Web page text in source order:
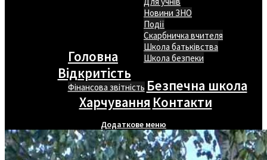
Головна
Новини ЗНО
Події
Скарбничка вчителя
Школа батьківства
Школа безпеки
Відкритість
Фінансова звітність Безпечна школа
Харчування Контакти
Додаткове меню